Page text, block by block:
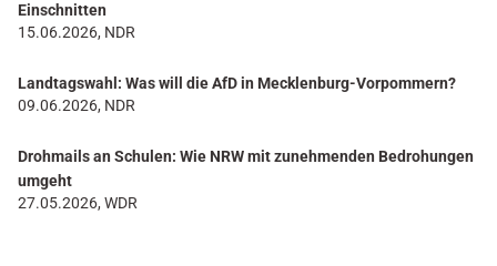
Einschnitten
15.06.2026, NDR
Landtagswahl: Was will die AfD in Mecklenburg-Vorpommern?
09.06.2026, NDR
Drohmails an Schulen: Wie NRW mit zunehmenden Bedrohungen
umgeht
27.05.2026, WDR